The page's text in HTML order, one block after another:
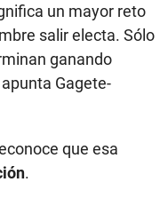
un mayor reto
salir electa. Sólo
ganando
Gagete-
que esa
.